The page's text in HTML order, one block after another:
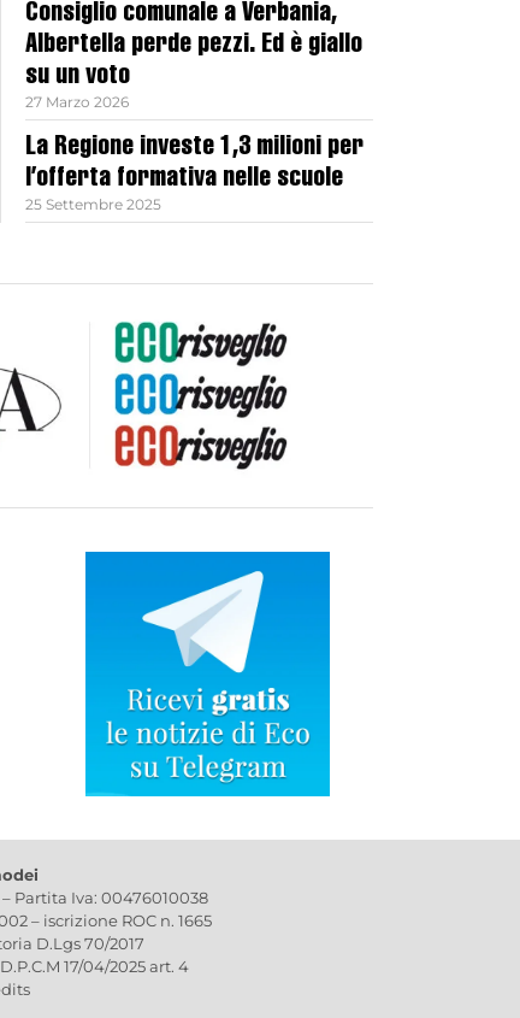
Consiglio comunale a Verbania,
Albertella perde pezzi. Ed è giallo
su un voto
27 Marzo 2026
La Regione investe 1,3 milioni per
l’offerta formativa nelle scuole
25 Settembre 2025
Partita Iva: 00476010038
– iscrizione ROC n. 1665
D.Lgs 70/2017
17/04/2025 art. 4